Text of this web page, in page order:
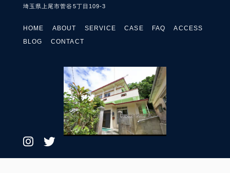
埼玉県上尾市菅谷5丁目109-3
HOME ABOUT SERVICE CASE FAQ
ACCESS
BLOG
CONTACT